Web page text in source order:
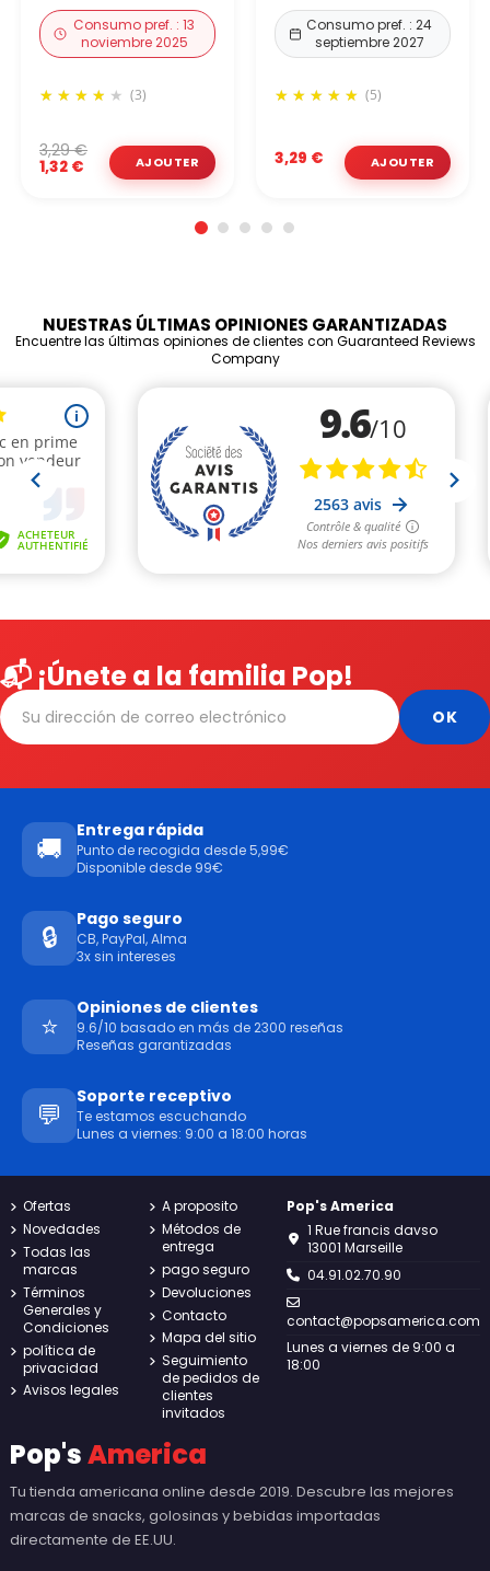
Consumo pref. : 13
noviembre 2025
(3)
1,32 €
3,29 €
Consumo pref. : 24
septiembre 2027
(5)
3,29 €
NUESTRAS ÚLTIMAS OPINIONES GARANTIZADAS
Encuentre las últimas opiniones de clientes con Guaranteed Reviews
Company
📬 ¡Únete a la familia Pop!
🚚
Entrega rápida
Punto de recogida desde 5,99€
Disponible desde 99€
🔒
Pago seguro
CB, PayPal, Alma
3x sin intereses
⭐
Opiniones de clientes
9.6/10 basado en más de 2300 reseñas
Reseñas garantizadas
💬
Soporte receptivo
Te estamos escuchando
Lunes a viernes: 9:00 a 18:00 horas
Ofertas
Novedades
Todas las
marcas
Términos
Generales y
Condiciones
política de
privacidad
Avisos legales
A proposito
Métodos de
entrega
pago seguro
Devoluciones
Contacto
Mapa del sitio
Seguimiento
de pedidos de
clientes
invitados
Pop's America
1 Rue francis davso
13001 Marseille
04.91.02.70.90
contact@popsamerica.com
Lunes a viernes de 9:00 a
18:00
Pop'sAmerica
Tu tienda americana online desde 2019. Descubre las mejores
marcas de snacks, golosinas y bebidas importadas
directamente de EE.UU.